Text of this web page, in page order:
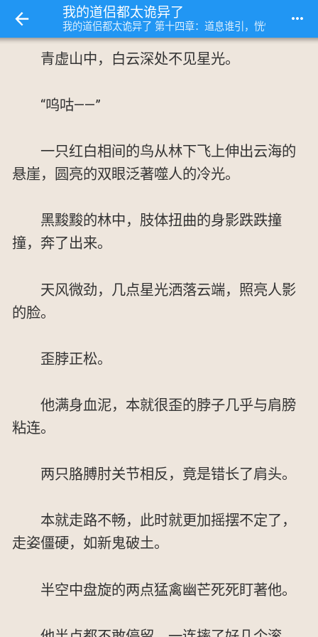
我的道侣都太诡异了
我的道侣都太诡异了 第十四章：道息谁引，恍惚共浴 more_horiz
青虚山中，白云深处不见星光。
“呜咕——”
一只红白相间的鸟从林下飞上伸出云海的
悬崖，圆亮的双眼泛著噬人的冷光。
黑黢黢的林中，肢体扭曲的身影跌跌撞
撞，奔了出来。
天风微劲，几点星光洒落云端，照亮人影
的脸。
歪脖正松。
他满身血泥，本就很歪的脖子几乎与肩膀
粘连。
两只胳膊肘关节相反，竟是错长了肩头。
本就走路不畅，此时就更加摇摆不定了，
走姿僵硬，如新鬼破土。
半空中盘旋的两点猛禽幽芒死死盯著他。